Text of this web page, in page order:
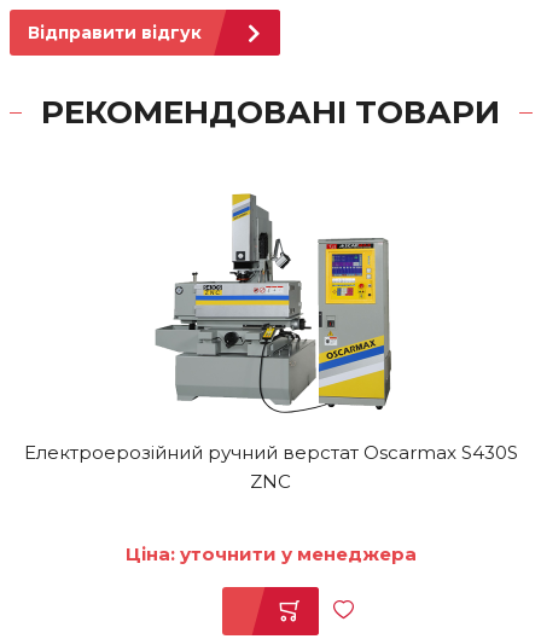
Відправити відгук
РЕКОМЕНДОВАНІ ТОВАРИ
Електроерозійний ручний верстат Oscarmax S430S
ZNC
Ціна: уточнити у менеджера